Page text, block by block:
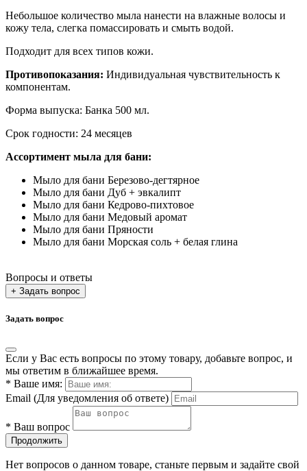
Небольшое количество мыла нанести на влажные волосы и
кожу тела, слегка помассировать и смыть водой.
Подходит для всех типов кожи.
Противопоказания: Индивидуальная чувствительность к
компонентам.
Форма выпуска: Банка 500 мл.
Срок годности: 24 месяцев
Ассортимент мыла для бани:
Мыло для бани Березово-дегтярное
Мыло для бани Дуб + эвкалипт
Мыло для бани Кедрово-пихтовое
Мыло для бани Медовый аромат
Мыло для бани Пряности
Мыло для бани Морская соль + белая глина
Вопросы и ответы
+ Задать вопрос
Задать вопрос
Если у Вас есть вопросы по этому товару, добавьте вопрос, и
мы ответим в ближайшее время.
* Ваше имя:
Email (Для уведомления об ответе)
* Ваш вопрос
Продолжить
Нет вопросов о данном товаре, станьте первым и задайте свой